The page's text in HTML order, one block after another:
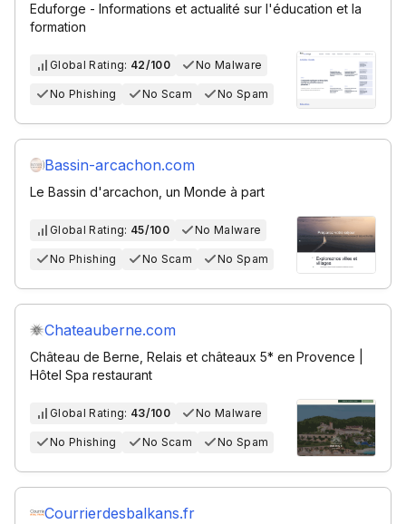
Eduforge - Informations et actualité sur l'éducation et la
formation
Global Rating: 42/100 No Malware
No Phishing No Scam No Spam
Bassin-arcachon.com
Le Bassin d'arcachon, un Monde à part
Global Rating: 45/100 No Malware
No Phishing No Scam No Spam
Chateauberne.com
Château de Berne, Relais et châteaux 5* en Provence |
Hôtel Spa restaurant
Global Rating: 43/100 No Malware
No Phishing No Scam No Spam
Courrierdesbalkans.fr